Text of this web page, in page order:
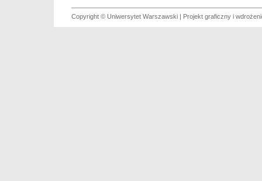
Copyright © Uniwersytet Warszawski | Projekt graficzny i